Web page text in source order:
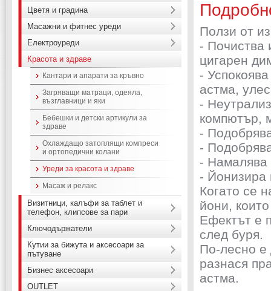
Ползи от
- Почиства
цигарен
-
астма,
-
компютър,
-
-
- Намалява
- Йонизира
Когато се
йони,
Ефектът е
след буря.
По-лесно е
разнася
астма.
Цветя и градина
Масажни и фитнес уреди
Електроуреди
Красота и здраве
Кантари и апарати за кръвно
Загряващи матраци, одеяла,
възглавници и яки
Бебешки и детски артикули за
здраве
Охлаждащо затоплящи компреси
и ортопедични колани
Уреди за красота и здраве
Масаж и релакс
Визитници, калъфи за таблет и
телефон, клипсове за пари
Ключодържатели
Кутии за бижута и аксесоари за
пътуване
Бизнес аксесоари
OUTLET